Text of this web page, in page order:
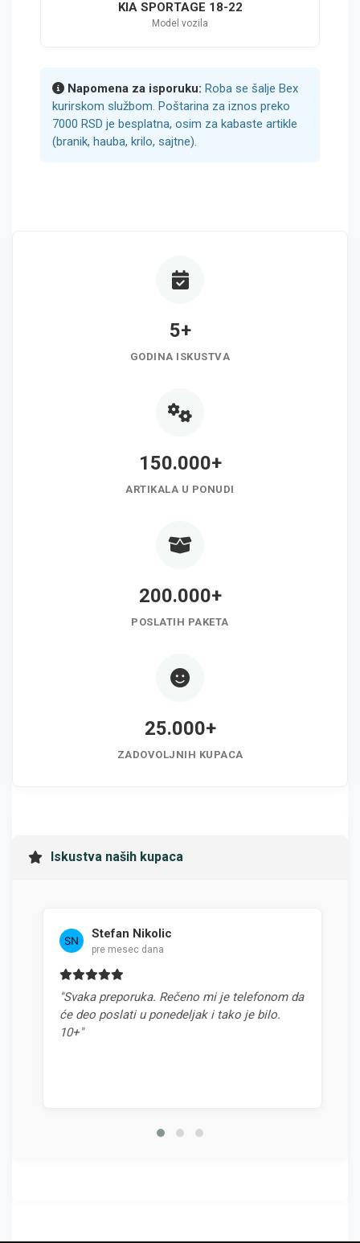
KIA SPORTAGE 18-22
Model vozila
Napomena za isporuku: Roba se šalje Bex
kurirskom službom. Poštarina za iznos preko
7000 RSD je besplatna, osim za kabaste artikle
(branik, hauba, krilo, sajtne).
5+
GODINA ISKUSTVA
150.000+
ARTIKALA U PONUDI
200.000+
POSLATIH PAKETA
25.000+
ZADOVOLJNIH KUPACA
Iskustva naših kupaca
Stefan Nikolic
pre mesec dana
"Svaka preporuka. Rečeno mi je telefonom da
će deo poslati u ponedeljak i tako je bilo.
10+"